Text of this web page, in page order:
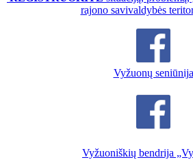
rajono savivaldybės
Vyžuonų seniūnija
Vyžuoniškių bendrija